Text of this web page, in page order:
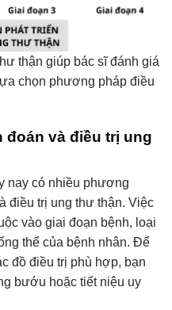
thận giúp bác sĩ đánh giá
chọn phương pháp điều
và điều trị ung
nay có nhiều phương
điều trị ung thư thận. Việc
vào giai đoạn bệnh, loại
thể của bệnh nhân. Để
đồ điều trị phù hợp, bạn
bướu hoặc tiết niệu uy